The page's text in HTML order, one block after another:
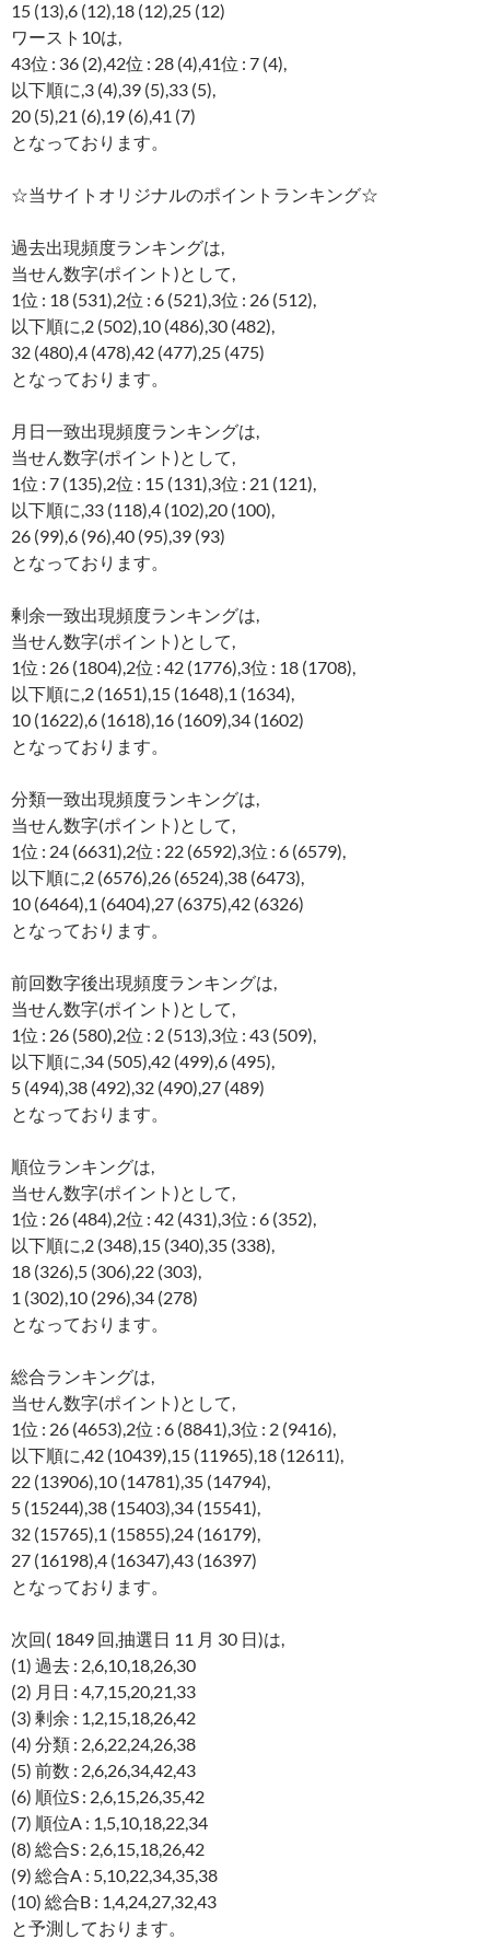
15 (13),6 (12),18 (12),25 (12)
ワースト10は,
43位 : 36 (2),42位 : 28 (4),41位 : 7 (4),
以下順に,3 (4),39 (5),33 (5),
20 (5),21 (6),19 (6),41 (7)
となっております。
☆当サイトオリジナルのポイントランキング☆
過去出現頻度ランキングは,
当せん数字(ポイント)として,
1位 : 18 (531),2位 : 6 (521),3位 : 26 (512),
以下順に,2 (502),10 (486),30 (482),
32 (480),4 (478),42 (477),25 (475)
となっております。
月日一致出現頻度ランキングは,
当せん数字(ポイント)として,
1位 : 7 (135),2位 : 15 (131),3位 : 21 (121),
以下順に,33 (118),4 (102),20 (100),
26 (99),6 (96),40 (95),39 (93)
となっております。
剰余一致出現頻度ランキングは,
当せん数字(ポイント)として,
1位 : 26 (1804),2位 : 42 (1776),3位 : 18 (1708),
以下順に,2 (1651),15 (1648),1 (1634),
10 (1622),6 (1618),16 (1609),34 (1602)
となっております。
分類一致出現頻度ランキングは,
当せん数字(ポイント)として,
1位 : 24 (6631),2位 : 22 (6592),3位 : 6 (6579),
以下順に,2 (6576),26 (6524),38 (6473),
10 (6464),1 (6404),27 (6375),42 (6326)
となっております。
前回数字後出現頻度ランキングは,
当せん数字(ポイント)として,
1位 : 26 (580),2位 : 2 (513),3位 : 43 (509),
以下順に,34 (505),42 (499),6 (495),
5 (494),38 (492),32 (490),27 (489)
となっております。
順位ランキングは,
当せん数字(ポイント)として,
1位 : 26 (484),2位 : 42 (431),3位 : 6 (352),
以下順に,2 (348),15 (340),35 (338),
18 (326),5 (306),22 (303),
1 (302),10 (296),34 (278)
となっております。
総合ランキングは,
当せん数字(ポイント)として,
1位 : 26 (4653),2位 : 6 (8841),3位 : 2 (9416),
以下順に,42 (10439),15 (11965),18 (12611),
22 (13906),10 (14781),35 (14794),
5 (15244),38 (15403),34 (15541),
32 (15765),1 (15855),24 (16179),
27 (16198),4 (16347),43 (16397)
となっております。
次回( 1849 回,抽選日 11 月 30 日)は,
(1) 過去 : 2,6,10,18,26,30
(2) 月日 : 4,7,15,20,21,33
(3) 剰余 : 1,2,15,18,26,42
(4) 分類 : 2,6,22,24,26,38
(5) 前数 : 2,6,26,34,42,43
(6) 順位S : 2,6,15,26,35,42
(7) 順位A : 1,5,10,18,22,34
(8) 総合S : 2,6,15,18,26,42
(9) 総合A : 5,10,22,34,35,38
(10) 総合B : 1,4,24,27,32,43
と予測しております。